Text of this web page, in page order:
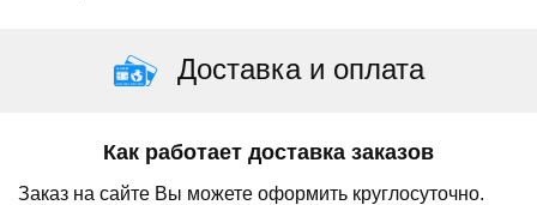
Доставка и оплата
Как работает доставка заказов
Заказ на сайте Вы можете оформить круглосуточно.